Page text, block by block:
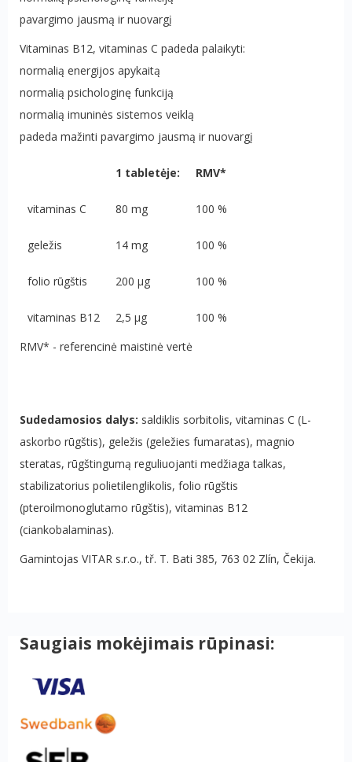
pavargimo jausmą ir nuovargį
Vitaminas B12, vitaminas C padeda palaikyti:
normalią energijos apykaitą
normalią psichologinę funkciją
normalią imuninės sistemos veiklą
padeda mažinti pavargimo jausmą ir nuovargį
1 tabletėje: RMV*
vitaminas C 80 mg 100 %
geležis 14 mg 100 %
folio rūgštis 200 µg 100 %
vitaminas B12 2,5 µg
100 %
RMV* - referencinė maistinė vertė
Sudedamosios dalys: saldiklis sorbitolis, vitaminas C (L-
askorbo rūgštis), geležis (geležies fumaratas), magnio
steratas, rūgštingumą reguliuojanti medžiaga talkas,
stabilizatorius polietilenglikolis, folio rūgštis
(pteroilmonoglutamo rūgštis), vitaminas B12
(ciankobalaminas).
Gamintojas VITAR s.r.o., tř. T. Bati 385, 763 02 Zlín, Čekija.
Saugiais mokėjimais rūpinasi: